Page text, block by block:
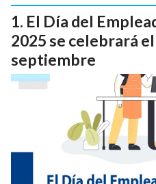
El Día del
2025 se celebrará
septiembre